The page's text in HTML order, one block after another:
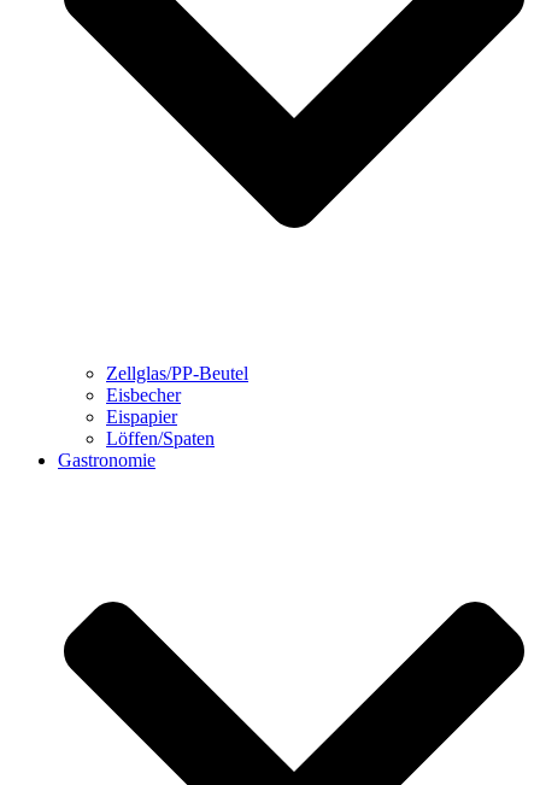
Zellglas/PP-Beutel
Eisbecher
Eispapier
Löffen/Spaten
Gastronomie